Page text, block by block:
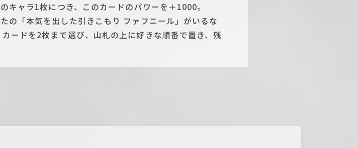
キャラ1枚につき、このカードのパワーを＋1000。
の「本気を出した引きこもり ファフニール」がいるな
ードを2枚まで選び、山札の上に好きな順番で置き、残